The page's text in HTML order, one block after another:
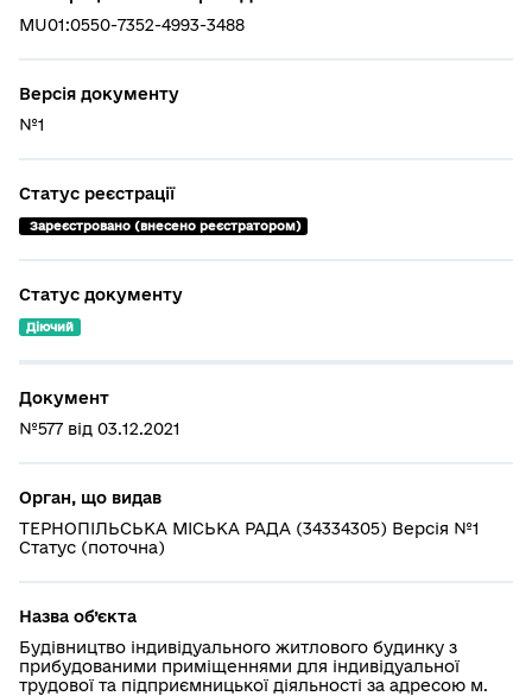
MU01:0550-7352-4993-3488
Версія документу
№1
Статус реєстрації
Зареєстровано (внесено реєстратором)
Статус документу
Діючий
Документ
№577 від 03.12.2021
Орган, що видав
ТЕРНОПІЛЬСЬКА МІСЬКА РАДА (34334305) Версія №1
Статус (поточна)
Назва об’єкта
Будівництво індивідуального житлового будинку з
прибудованими приміщеннями для індивідуальної
трудової та підприємницької діяльності за адресою м.